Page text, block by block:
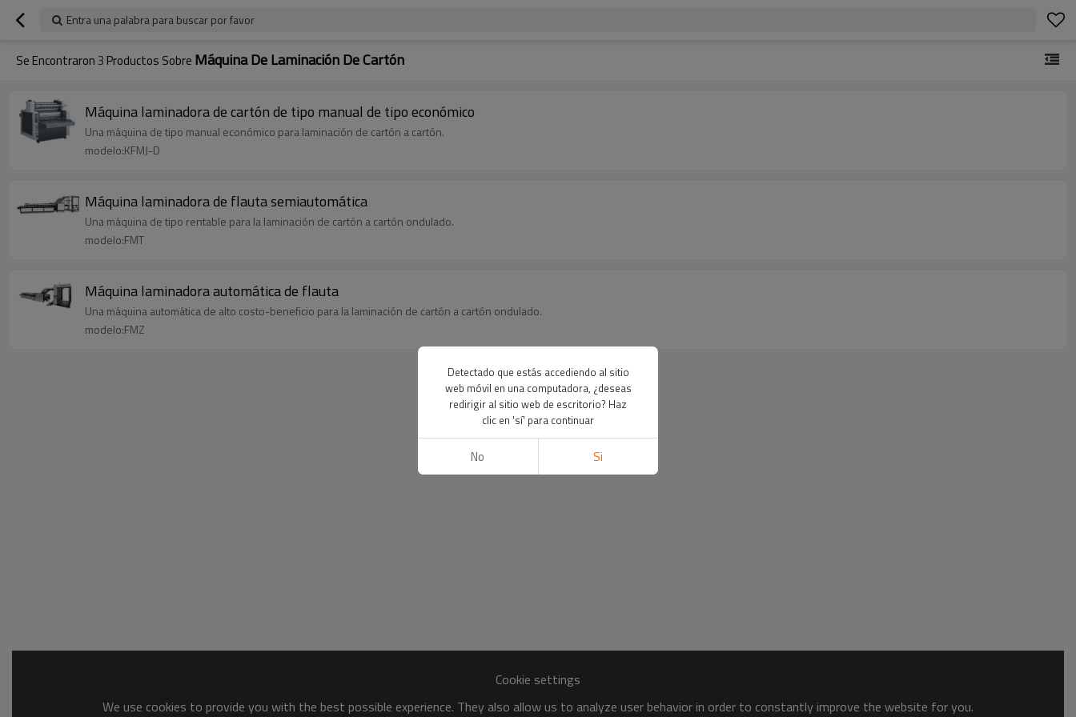
Entra una palabra para buscar por favor
Se Encontraron3 Productos Sobre Máquina De Laminación De Cartón
Máquina laminadora de cartón de tipo manual de tipo económico
Una máquina de tipo manual económico para laminación de cartón a cartón.
modelo:KFMJ-D
Máquina laminadora de flauta semiautomática
Una máquina de tipo rentable para la laminación de cartón a cartón ondulado.
modelo:FMT
Máquina laminadora automática de flauta
Una máquina automática de alto costo-beneficio para la laminación de cartón a cartón ondulado.
modelo:FMZ
Cookie settings
We use cookies to provide you with the best possible experience. They also allow us to analyze user behavior in order to constantly improve the website for you.
Detectado que estás accediendo al sitio
web móvil en una computadora, ¿deseas
redirigir al sitio web de escritorio? Haz
clic en 'sí' para continuar
No Si